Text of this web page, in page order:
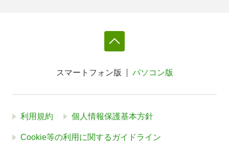
スマートフォン版 パソコン版
利用規約 個人情報保護基本方針
Cookie等の利用に関するガイドライン